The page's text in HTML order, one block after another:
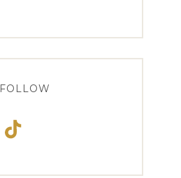
FOLLOW
TikTok